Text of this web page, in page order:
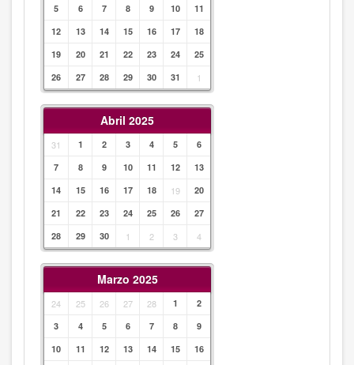
5 6 7 8 9 10
11
12
13 14 15 16 17
18
19
20 21 22 23 24
25
26
27 28 29 30 31 1
Abril 2025
31 1 2 3 4 5
6
7
8 9 10 11 12
13
14
15 16 17 18 19
20
21
22 23 24 25 26
27
28
29 30 1 2 3 4
Marzo 2025
24 25 26 27 28 1
2
3
4 5 6 7 8
9
10
11 12 13 14 15
16